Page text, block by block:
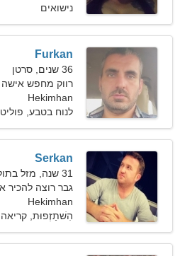
נישואים
Furkan
36 שנים, סרטן
רווק מחפש אישה
Hekimhan
לנוח בטבע,
ומשפטים
Serkan
31 שנה, מזל בתולה
גבר רוצה להכיר
Hekimhan
הִשׁתַזְפוּת, קריאה